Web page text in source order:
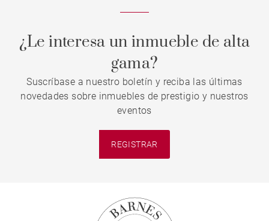
¿Le interesa un inmueble de alta
gama?
Suscríbase a nuestro boletín y reciba las últimas
novedades sobre inmuebles de prestigio y nuestros
eventos
REGISTRAR